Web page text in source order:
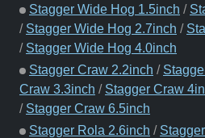
Stagger Wide Hog 1.5inch /
/ Stagger Wide Hog 2.7inch /
/ Stagger Wide Hog 4.0inch
Stagger Craw 2.2inch /
Craw 3.3inch / Stagger Craw
/ Stagger Craw 6.5inch
Stagger Rola 2.6inch /